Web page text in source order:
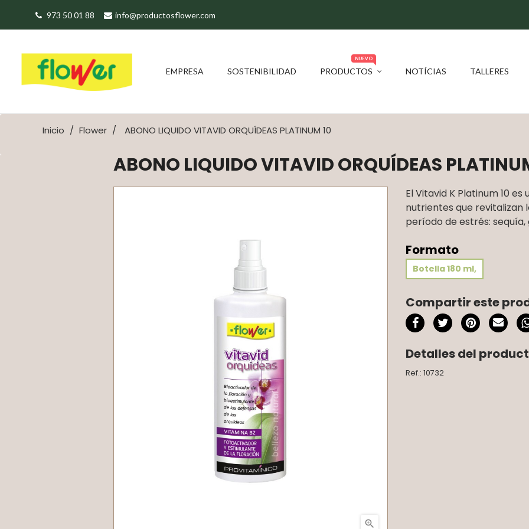
973 50 01 88 info@productosflower.com
EMPRESA SOSTENIBILIDAD PRODUCTOS
NUEVO
NOTÍCIAS TALLERES
Inicio Flower ABONO LIQUIDO VITAVID ORQUÍDEAS PLATINUM 10
ABONO LIQUIDO VITAVID ORQUÍDEAS

El Vitavid K Platinum 10
nutrientes que revitalizan
período de estrés: sequía,
Formato
Botella 180 ml,
Compartir este
Detalles del
Ref.: 10732